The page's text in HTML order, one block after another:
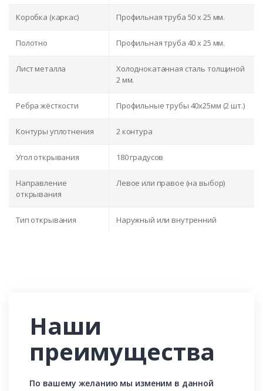
Коробка (каркас) Профильная труба 50 х 25 мм.
Полотно Профильная труба 40 х 25 мм.
Лист металла
Холоднокатанная сталь толщиной
2 мм.
Ребра жёсткости Профильные трубы 40х25мм (2 шт.)
Контуры уплотнения 2 контура
Угол открывания 180 градусов
Направление
открывания
Левое или правое (на выбор)
Тип открывания Наружный или внутренний
Наши
преимущества
По вашему желанию мы изменим в данной